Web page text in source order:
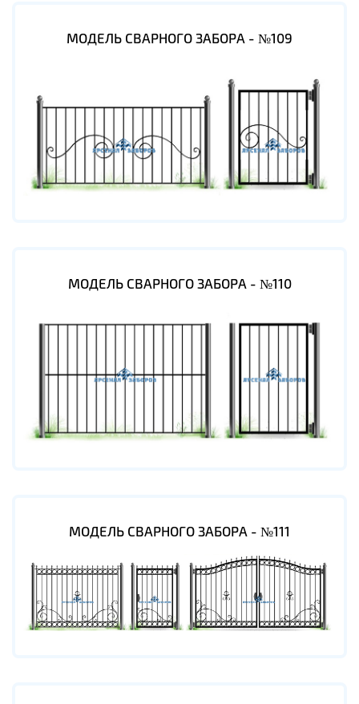
МОДЕЛЬ СВАРНОГО ЗАБОРА - №109
МОДЕЛЬ СВАРНОГО ЗАБОРА - №110
МОДЕЛЬ СВАРНОГО ЗАБОРА - №111